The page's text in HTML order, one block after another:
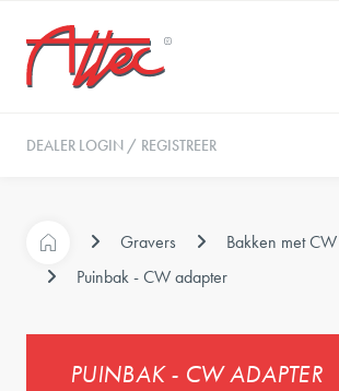
DEALER LOGIN / REGISTREER
Gravers
Bakken met
Puinbak - CW adapter
PUINBAK - CW ADAPTER